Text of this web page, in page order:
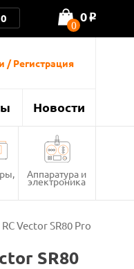
0 0
0 o
/ Регистрация
Новости
Аппаратура и
электроника
Vector SR80 Pro
SR80